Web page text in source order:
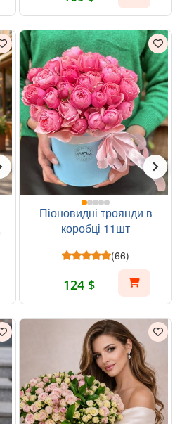
Піоновидні троянди в
коробці 11шт
(66)
124 $